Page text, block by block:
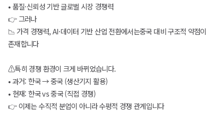
• 품질·신뢰성 기반 글로벌 시장 경쟁력
👉 그러나
📉 가격 경쟁력, AI·데이터 기반 산업 전환에서는중국 대비 구조적 약점이
존재합니다
⚠특히 경쟁 환경이 크게 바뀌었습니다.
• 과거: 한국 → 중국 (생산기지 활용)
• 현재: 한국 vs 중국 (직접 경쟁)
👉 이제는 수직적 분업이 아니라 수평적 경쟁 관계입니다